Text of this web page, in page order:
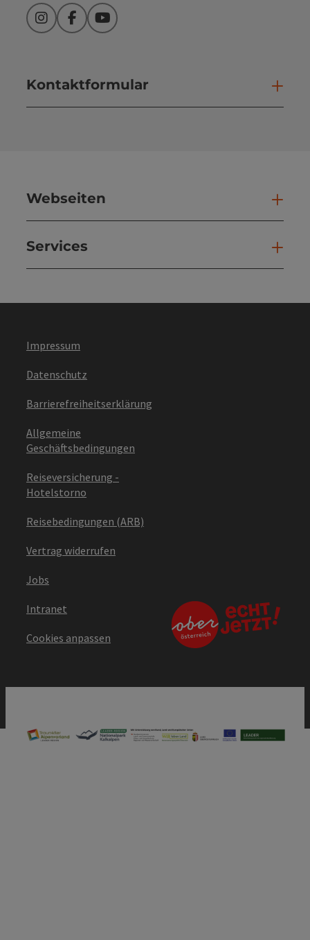
InstagramFacebookYouTube
Kontaktformular
Webseiten
Services
Impressum
Datenschutz
Barrierefreiheitserklärung
Allgemeine
Geschäftsbedingungen
Reiseversicherung -
Hotelstorno
Reisebedingungen (ARB)
Vertrag widerrufen
Jobs
Intranet
Cookies anpassen